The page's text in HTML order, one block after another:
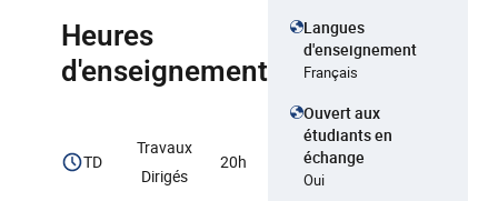
Heures
d'enseignement
TD
Travaux
Dirigés
20h
Langues
d'enseignement
Français
Ouvert aux
étudiants en
échange
Oui